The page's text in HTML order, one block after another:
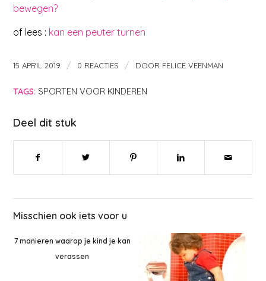
bewegen?
of lees : kan een peuter turnen
15 APRIL 2019 / 0 REACTIES / DOOR FELICE VEENMAN
TAGS: SPORTEN VOOR KINDEREN
Deel dit stuk
Misschien ook iets voor u
7 manieren waarop je kind je kan
verassen